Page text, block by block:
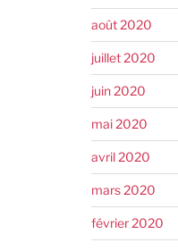
août 2020
juillet 2020
juin 2020
mai 2020
avril 2020
mars 2020
février 2020